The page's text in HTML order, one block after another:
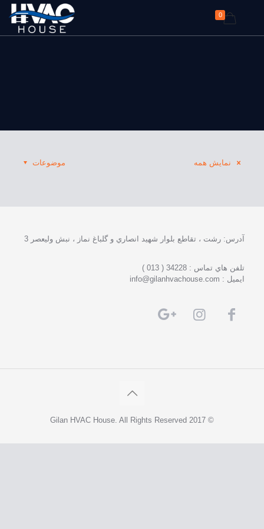
0
موضوعات نمایش همه
آدرس: رشت ، تقاطع بلوار شهيد انصاري و گلباغ نماز ، نبش وليعصر 3
تلفن هاي تماس : 34228 ( 013 )
ايميل : info@gilanhvachouse.com
© 2017 Gilan HVAC House. All Rights Reserved